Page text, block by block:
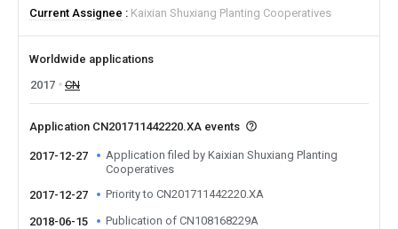
Current Assignee
Kaixian Shuxiang Planting Cooperatives
Worldwide applications
2017
CN
Application CN201711442220.XA events
2017-12-27
Application filed by Kaixian Shuxiang Planting
Cooperatives
2017-12-27
Priority to CN201711442220.XA
2018-06-15 Publication of CN108168229A